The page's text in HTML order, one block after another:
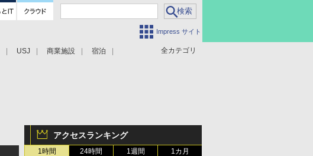
Impress サイト
全カテゴリ
USJ 商業施設 宿泊
アクセスランキング
1時間 24時間 1週間 1カ月